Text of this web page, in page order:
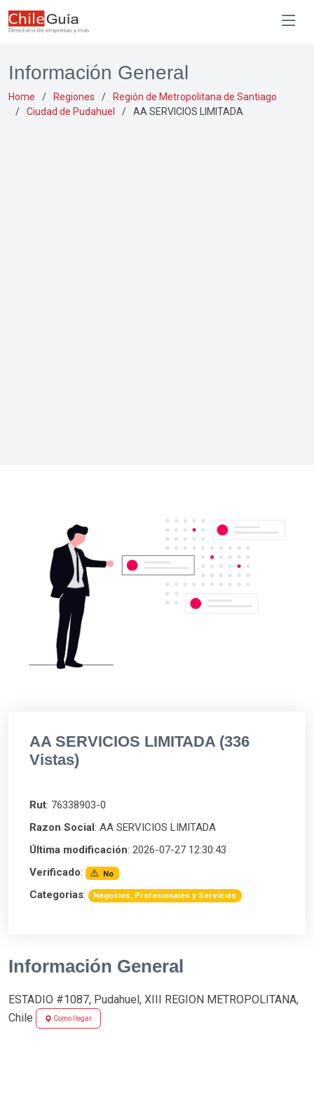
Información General
Home Regiones
Región de Metropolitana de Santiago
Ciudad de Pudahuel
AA SERVICIOS LIMITADA
AA SERVICIOS LIMITADA (336
Vistas)
Rut: 76338903-0
Razon Social : AA SERVICIOS LIMITADA
Última modificación: 2026-07-27 12:30:43
Verificado: No
Categorias: Negocios, Profesionales y Servicios
Información General
ESTADIO #1087, Pudahuel, XIII REGION METROPOLITANA,
Chile
Como llegar